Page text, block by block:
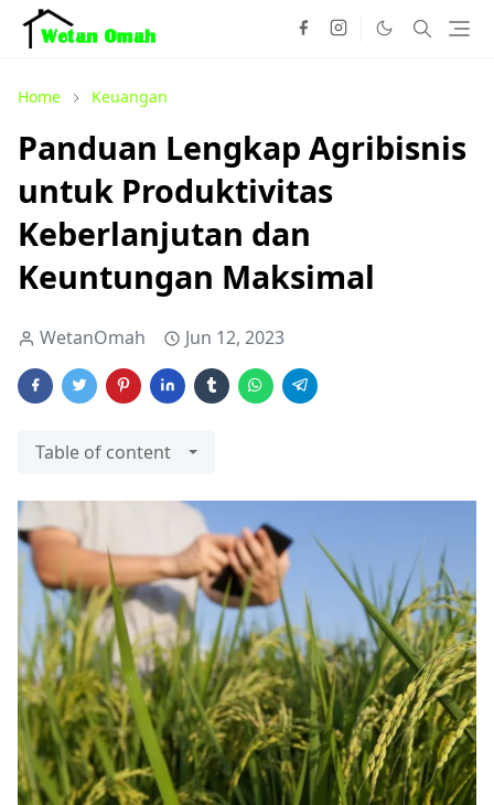
Home Keuangan
Panduan Lengkap Agribisnis
untuk Produktivitas
Keberlanjutan dan
Keuntungan Maksimal
WetanOmah Jun 12, 2023
Table of content